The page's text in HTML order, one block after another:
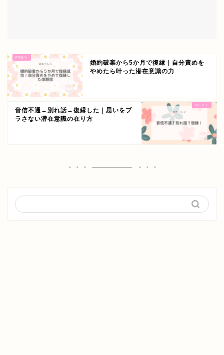
婚約破棄から5か月で復縁｜自分責めを
やめたら叶った潜在意識の力
音信不通→別れ話→復縁した｜思いをブ
ラさない潜在意識の在り方